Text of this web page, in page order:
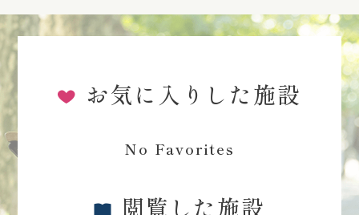
お気に入りした施設
No Favorites
閲覧した施設